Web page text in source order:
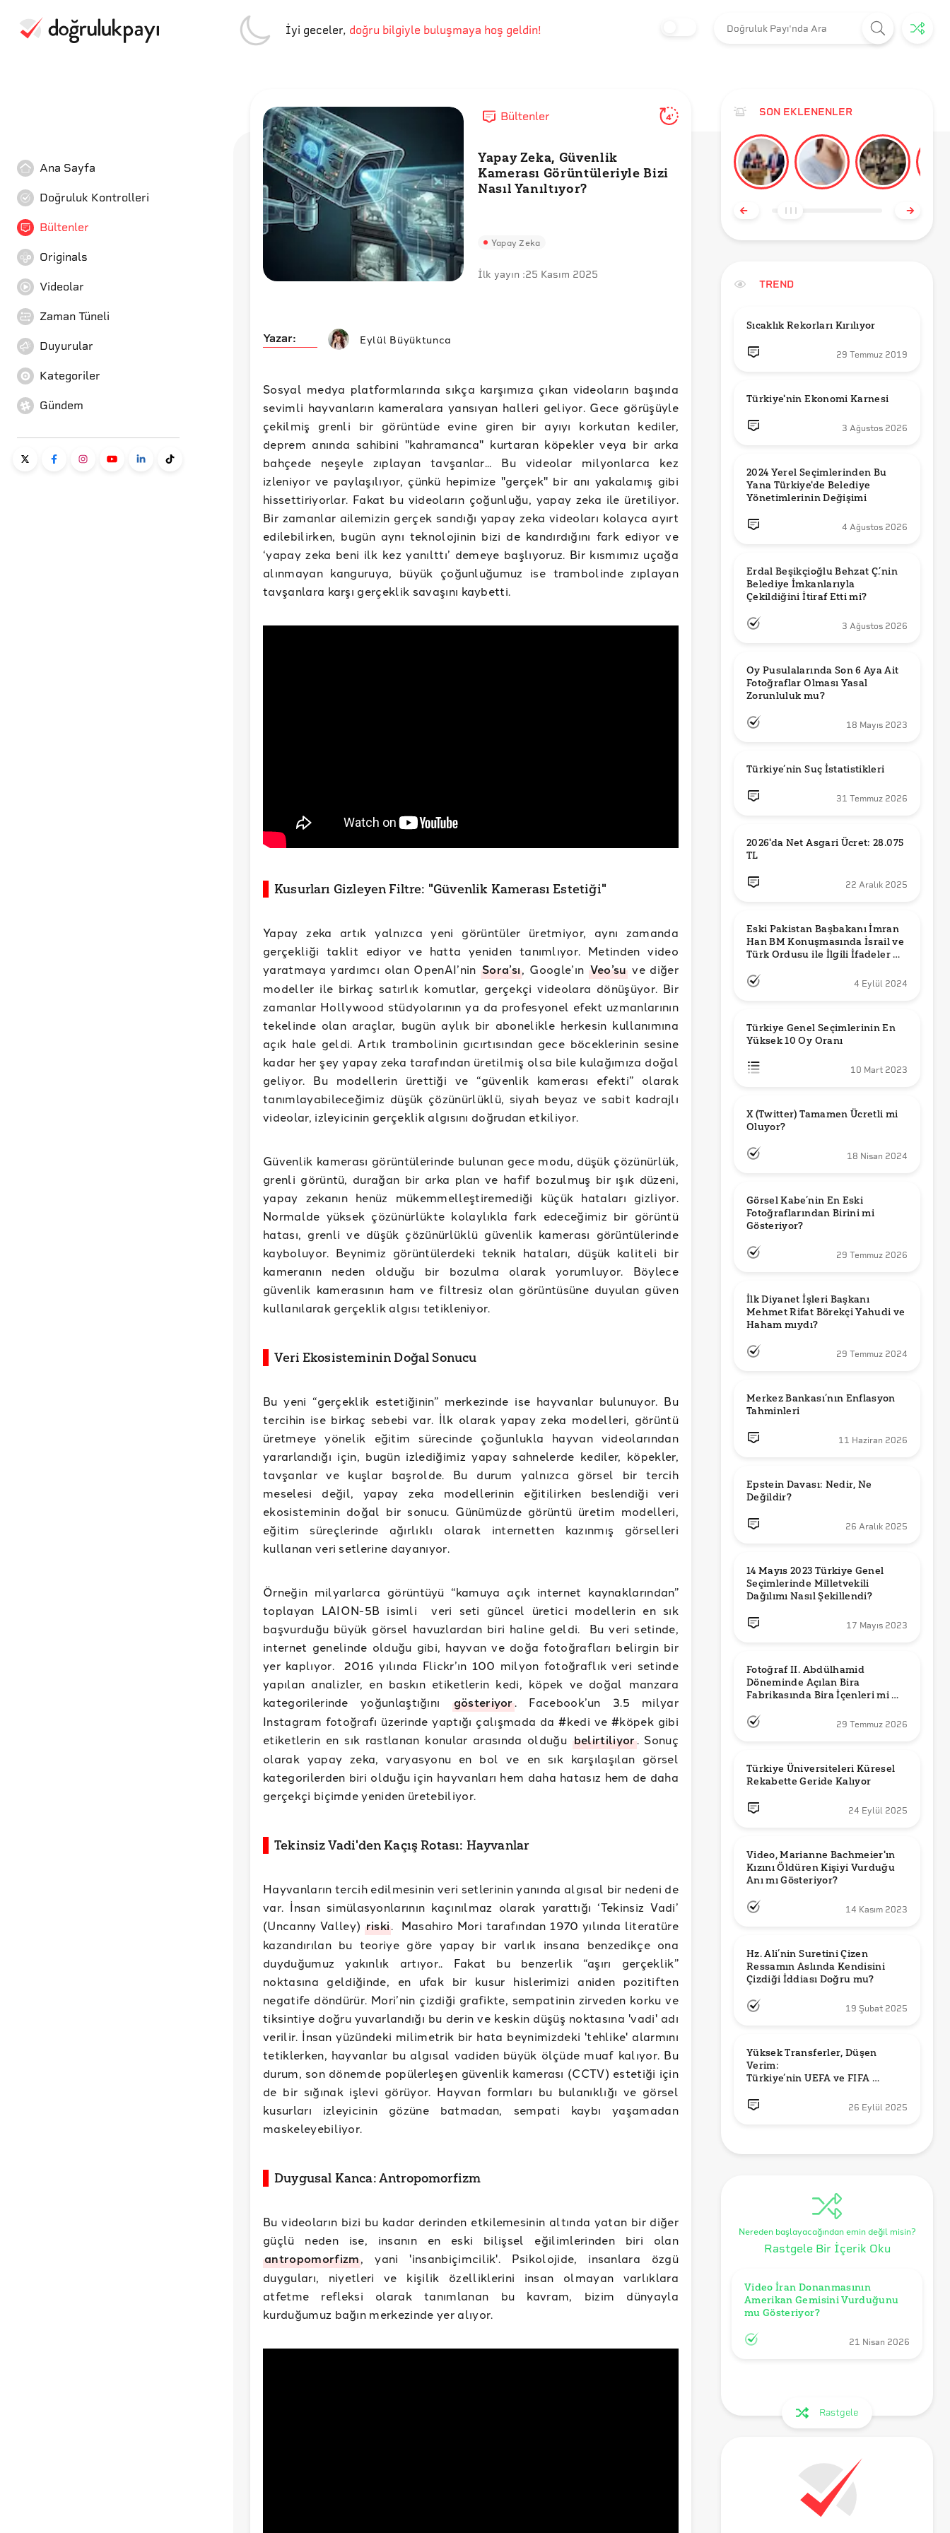
İyi geceler, doğru bilgiyle buluşmaya hoş geldin!
Ana Sayfa
Doğruluk Kontrolleri
Bültenler
Originals
Videolar
Zaman Tüneli
Duyurular
Kategoriler
Gündem
Bültenler 4'
Yapay Zeka, Güvenlik
Kamerası Görüntüleriyle Bizi
Nasıl Yanıltıyor?
Yapay Zeka
İlk yayın :25 Kasım 2025
Yazar: Eylül Büyüktunca
Sosyal medya platformlarında sıkça karşımıza çıkan videoların başında
sevimli hayvanların kameralara yansıyan halleri geliyor. Gece görüşüyle
çekilmiş grenli bir görüntüde evine giren bir ayıyı korkutan kediler,
deprem anında sahibini "kahramanca" kurtaran köpekler veya bir arka
bahçede neşeyle zıplayan tavşanlar... Bu videolar milyonlarca kez
izleniyor ve paylaşılıyor, çünkü hepimize "gerçek" bir anı yakalamış gibi
hissettiriyorlar. Fakat bu videoların çoğunluğu, yapay zeka ile üretiliyor.
Bir zamanlar ailemizin gerçek sandığı yapay zeka videoları kolayca ayırt
edilebilirken, bugün aynı teknolojinin bizi de kandırdığını fark ediyor ve
‘yapay zeka beni ilk kez yanılttı’ demeye başlıyoruz. Bir kısmımız uçağa
alınmayan kanguruya, büyük çoğunluğumuz ise trambolinde zıplayan
tavşanlara karşı gerçeklik savaşını kaybetti.
Kusurları Gizleyen Filtre: "Güvenlik Kamerası Estetiği"
Yapay zeka artık yalnızca yeni görüntüler üretmiyor, aynı zamanda
gerçekliği taklit ediyor ve hatta yeniden tanımlıyor. Metinden video
yaratmaya yardımcı olan OpenAI’ninSora’sı, Google’ın Veo’suve diğer
modeller ile birkaç satırlık komutlar, gerçekçi videolara dönüşüyor. Bir
zamanlar Hollywood stüdyolarının ya da profesyonel efekt uzmanlarının
tekelinde olan araçlar, bugün aylık bir abonelikle herkesin kullanımına
açık hale geldi. Artık trambolinin gıcırtısından gece böceklerinin sesine
kadar her şey yapay zeka tarafından üretilmiş olsa bile kulağımıza doğal
geliyor. Bu modellerin ürettiği ve “güvenlik kamerası efekti” olarak
tanımlayabileceğimiz düşük çözünürlüklü, siyah beyaz ve sabit kadrajlı
videolar, izleyicinin gerçeklik algısını doğrudan etkiliyor.
Güvenlik kamerası görüntülerinde bulunan gece modu, düşük çözünürlük,
grenli görüntü, durağan bir arka plan ve hafif bozulmuş bir ışık düzeni,
yapay zekanın henüz mükemmelleştiremediği küçük hataları gizliyor.
Normalde yüksek çözünürlükte kolaylıkla fark edeceğimiz bir görüntü
hatası, grenli ve düşük çözünürlüklü güvenlik kamerası görüntülerinde
kayboluyor. Beynimiz görüntülerdeki teknik hataları, düşük kaliteli bir
kameranın neden olduğu bir bozulma olarak yorumluyor. Böylece
güvenlik kamerasının ham ve filtresiz olan görüntüsüne duyulan güven
kullanılarak gerçeklik algısı tetikleniyor.
Veri Ekosisteminin Doğal Sonucu
Bu yeni “gerçeklik estetiğinin” merkezinde ise hayvanlar bulunuyor. Bu
tercihin ise birkaç sebebi var. İlk olarak yapay zeka modelleri, görüntü
üretmeye yönelik eğitim sürecinde çoğunlukla hayvan videolarından
yararlandığı için, bugün izlediğimiz yapay sahnelerde kediler, köpekler,
tavşanlar ve kuşlar başrolde. Bu durum yalnızca görsel bir tercih
meselesi değil, yapay zeka modellerinin eğitilirken beslendiği veri
ekosisteminin doğal bir sonucu. Günümüzde görüntü üretim modelleri,
eğitim süreçlerinde ağırlıklı olarak internetten kazınmış görselleri
kullanan veri setlerine dayanıyor.
Örneğin milyarlarca görüntüyü “kamuya açık internet kaynaklarından”
toplayan LAION-5B isimli veri seti güncel üretici modellerin en sık
başvurduğu büyük görsel havuzlardan biri haline geldi. Bu veri setinde,
internet genelinde olduğu gibi, hayvan ve doğa fotoğrafları belirgin bir
yer kaplıyor. 2016 yılında Flickr’ın 100 milyon fotoğraflık veri setinde
yapılan analizler, en baskın etiketlerin kedi, köpek ve doğal manzara
kategorilerinde yoğunlaştığını gösteriyor. Facebook’un 3.5 milyar
Instagram fotoğrafı üzerinde yaptığı çalışmada da #kedi ve #köpek gibi
etiketlerin en sık rastlanan konular arasında olduğu belirtiliyor. Sonuç
olarak yapay zeka, varyasyonu en bol ve en sık karşılaşılan görsel
kategorilerden biri olduğu için hayvanları hem daha hatasız hem de daha
gerçekçi biçimde yeniden üretebiliyor.
Tekinsiz Vadi'den Kaçış Rotası: Hayvanlar
Hayvanların tercih edilmesinin veri setlerinin yanında algısal bir nedeni de
var. İnsan simülasyonlarının kaçınılmaz olarak yarattığı ‘Tekinsiz Vadi’
(Uncanny Valley) riski. Masahiro Mori tarafından 1970 yılında literatüre
kazandırılan bu teoriye göre yapay bir varlık insana benzedikçe ona
duyduğumuz yakınlık artıyor.. Fakat bu benzerlik “aşırı gerçeklik”
noktasına geldiğinde, en ufak bir kusur hislerimizi aniden pozitiften
negatife döndürür. Mori’nin çizdiği grafikte, sempatinin zirveden korku ve
tiksintiye doğru yuvarlandığı bu derin ve keskin düşüş noktasına 'vadi' adı
verilir. İnsan yüzündeki milimetrik bir hata beynimizdeki 'tehlike' alarmını
tetiklerken, hayvanlar bu algısal vadiden büyük ölçüde muaf kalıyor. Bu
durum, son dönemde popülerleşen güvenlik kamerası (CCTV) estetiği için
de bir sığınak işlevi görüyor. Hayvan formları bu bulanıklığı ve görsel
kusurları izleyicinin gözüne batmadan, sempati kaybı yaşamadan
maskeleyebiliyor.
Duygusal Kanca: Antropomorfizm
Bu videoların bizi bu kadar derinden etkilemesinin altında yatan bir diğer
güçlü neden ise, insanın en eski bilişsel eğilimlerinden biri olan
antropomorfizm, yani 'insanbiçimcilik'. Psikolojide, insanlara özgü
duyguları, niyetleri ve kişilik özelliklerini insan olmayan varlıklara
atfetme refleksi olarak tanımlanan bu kavram, bizim dünyayla
kurduğumuz bağın merkezinde yer alıyor.
SON EKLENENLER
TREND
Sıcaklık Rekorları Kırılıyor
29 Temmuz 2019
Türkiye'nin Ekonomi Karnesi
3 Ağustos 2026
2024 Yerel Seçimlerinden Bu
Yana Türkiye'de Belediye
Yönetimlerinin Değişimi
4 Ağustos 2026
Erdal Beşikçioğlu Behzat Ç.’nin
Belediye İmkanlarıyla
3 Ağustos 2026
Oy Pusulalarında Son 6 Aya Ait
Fotoğraflar Olması Yasal
Zorunluluk mu?
18 Mayıs 2023
Türkiye’nin Suç İstatistikleri
31 Temmuz 2026
2026'da Net Asgari Ücret: 28.075
TL
22 Aralık 2025
Eski Pakistan Başbakanı İmran
Han BM Konuşmasında İsrail ve
Türk Ordusu ile İlgili İfadeler mi
4 Eylül 2024
Türkiye Genel Seçimlerinin En
Yüksek 10 Oy Oranı
10 Mart 2023
X (Twitter) Tamamen Ücretli mi
Oluyor?
18 Nisan 2024
Görsel Kabe’nin En Eski
Fotoğraflarından Birini mi
Gösteriyor?
29 Temmuz 2026
İlk Diyanet İşleri Başkanı
Mehmet Rifat Börekçi Yahudi ve
Haham mıydı?
29 Temmuz 2024
Merkez Bankası’nın Enflasyon
Tahminleri
11 Haziran 2026
Epstein Davası: Nedir, Ne
Değildir?
26 Aralık 2025
14 Mayıs 2023 Türkiye Genel
Seçimlerinde Milletvekili
Dağılımı Nasıl Şekillendi?
17 Mayıs 2023
Fotoğraf II. Abdülhamid
Döneminde Açılan Bira
Fabrikasında Bira İçenleri mi
29 Temmuz 2026
Türkiye Üniversiteleri Küresel
Rekabette Geride Kalıyor
24 Eylül 2025
Video, Marianne Bachmeier'ın
Kızını Öldüren Kişiyi Vurduğu
14 Kasım 2023
Hz. Ali’nin Suretini Çizen
Ressamın Aslında Kendisini
Çizdiği İddiası Doğru mu?
19 Şubat 2025
Yüksek Transferler, Düşen
Verim:
Türkiye’nin UEFA ve FIFA
26 Eylül 2025
Nereden başlayacağından emin değil misin?
Rastgele Bir İçerik Oku
Video İran Donanmasının
Amerikan Gemisini Vurduğunu
mu Gösteriyor?
21 Nisan 2026
Rastgele